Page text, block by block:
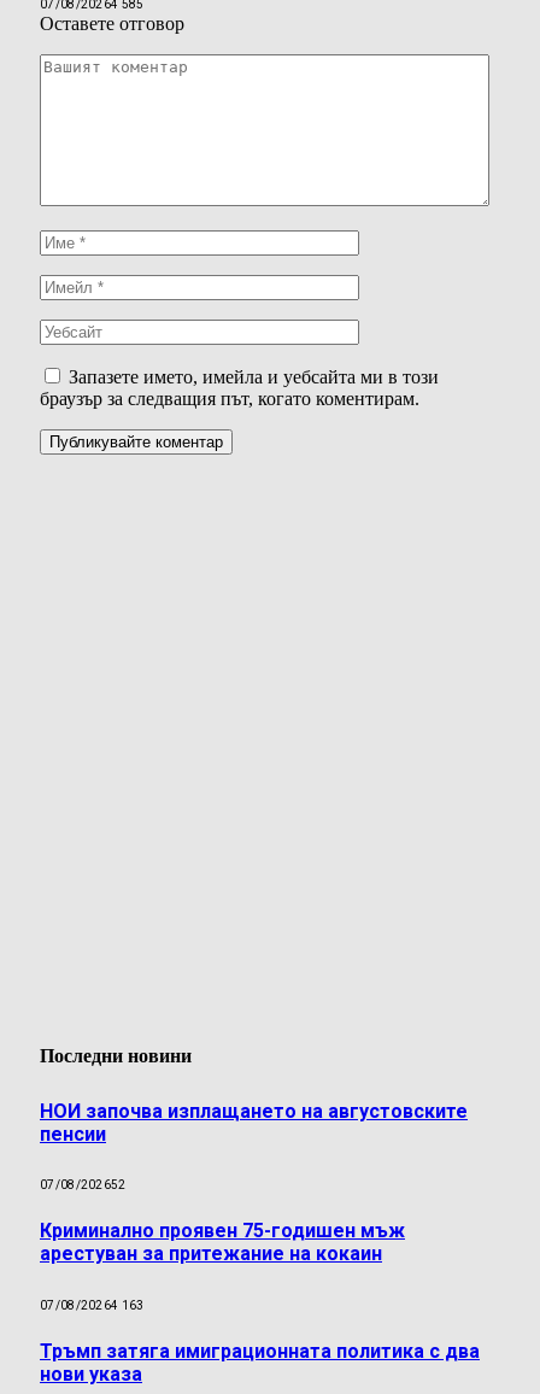
07/08/20264 585
Оставете отговор
Запазете името, имейла и уебсайта ми в този
браузър за следващия път, когато коментирам.
Последни новини
НОИ започва изплащането на августовските
пенсии
07/08/202652
Криминално проявен 75-годишен мъж
арестуван за притежание на кокаин
07/08/20264 163
Тръмп затяга имиграционната политика с два
нови указа